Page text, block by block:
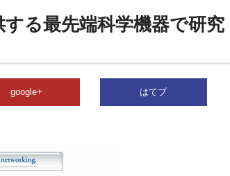
る最先端科学機器で研究
google+ はてブ